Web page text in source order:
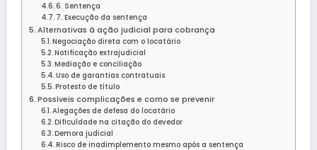
6. Sentença
7. Execução da sentença
Alternativas à ação judicial para cobrança
Negociação direta com o locatário
Notificação extrajudicial
Mediação e conciliação
Uso de garantias contratuais
Protesto de título
Possíveis complicações e como se prevenir
Alegações de defesa do locatário
Dificuldade na citação do devedor
Demora judicial
Risco de inadimplemento mesmo após a sentença